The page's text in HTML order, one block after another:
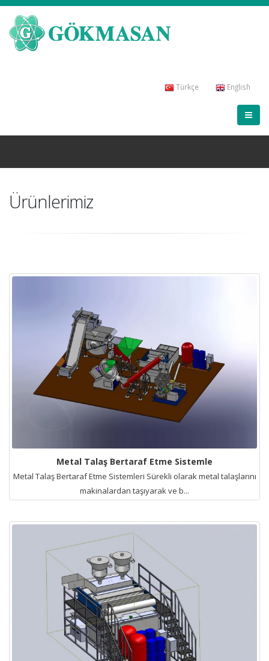
Türkçe English
Ürünlerimiz
Metal Talaş Bertaraf Etme Sistemle
Metal Talaş Bertaraf Etme Sistemleri Sürekli olarak metal talaşlarını
makinalardan taşıyarak ve b...